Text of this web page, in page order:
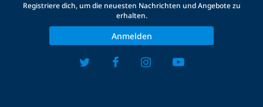
Registriere dich, um die neuesten Nachrichten und Angebote zu
erhalten.
Anmelden